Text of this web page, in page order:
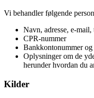
Vi behandler følgende
Navn, adresse, e-
CPR-nummer
Bankkontonummer
Oplysninger om de
herunder hvordan du
Kilder